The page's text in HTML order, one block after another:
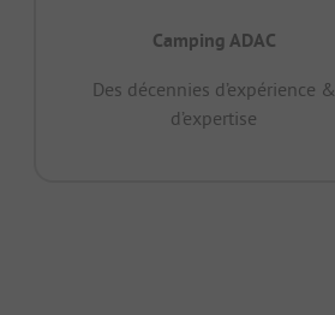
Camping ADAC
Des décennies d’expérience &
d’expertise